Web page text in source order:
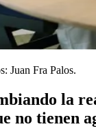
Juan Fra Palos.
la
no tienen